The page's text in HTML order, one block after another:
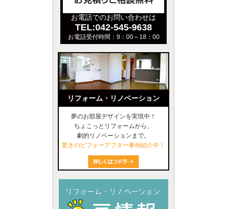
お電話でのお問い合わせは
TEL:042-545-9638
お電話受付時間：9：00～18：00
リフォーム・リノベーション
夢のお部屋デザインを実現中！
ちょこっとリフォームから、
劇的リノベーションまで。
驚きのビフォーアフター事例紹介中！